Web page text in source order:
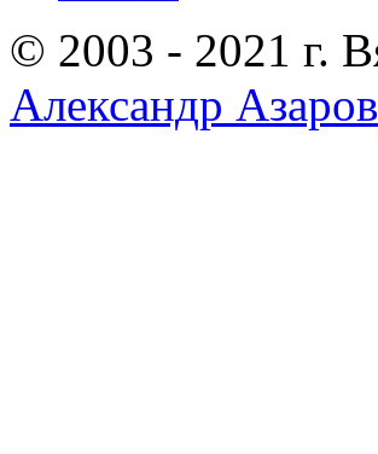
© 2003 - 2021 г.
Александр Азаров